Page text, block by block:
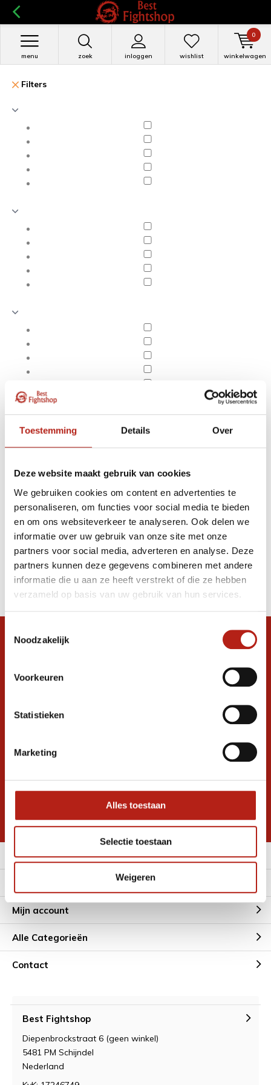
Toestemming Details Over
Deze website maakt gebruik van cookies
We gebruiken cookies om content en advertenties te
personaliseren, om functies voor social media te bieden
en om ons websiteverkeer te analyseren. Ook delen we
informatie over uw gebruik van onze site met onze
partners voor social media, adverteren en analyse. Deze
partners kunnen deze gegevens combineren met andere
informatie die u aan ze heeft verstrekt of die ze hebben
verzameld op basis van uw gebruik van hun services.
Noodzakelijk
Voorkeuren
Statistieken
Marketing
Alles toestaan
Selectie toestaan
Weigeren
zoek inloggen
menu wishlist winkelwagen
0
Filters
Apply filters
Producten getagd met
Absolute Gladiator BJJ Gi
Producten
Filter
Sorteren op
Snel antwoord op je vraag?
graag verder. 24/7
Ontvang de nieuwste aanbiedingen en
Inschrijven voor
* Lees hier de wettelijke beperkingen
Meer informatie
Mijn account
Alle Categorieën
Contact
Best Fightshop
Diepenbrockstraat 6 (geen winkel)
5481 PM Schijndel
Nederland